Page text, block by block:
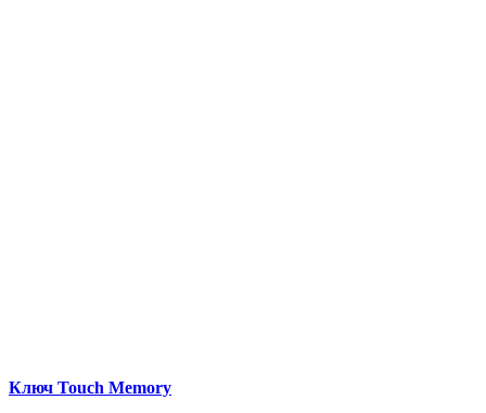
Ключ Touch Memory